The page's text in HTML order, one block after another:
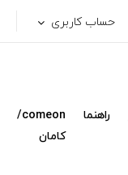
حساب کاربری
راهنما
comeon/
کامان